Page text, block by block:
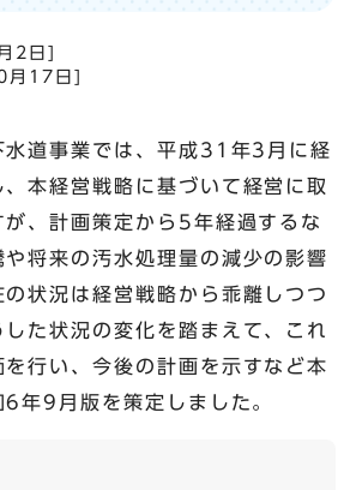
2日
17日
水道事業では、平成31年3月に経
本経営戦略に基づいて経営に取
が、計画策定から5年経過するな
や将来の汚水処理量の減少の影響
状況は経営戦略から乖離しつつ
た状況の変化を踏まえて、これ
を行い、今後の計画を示すなど本
年9月版を策定しました。